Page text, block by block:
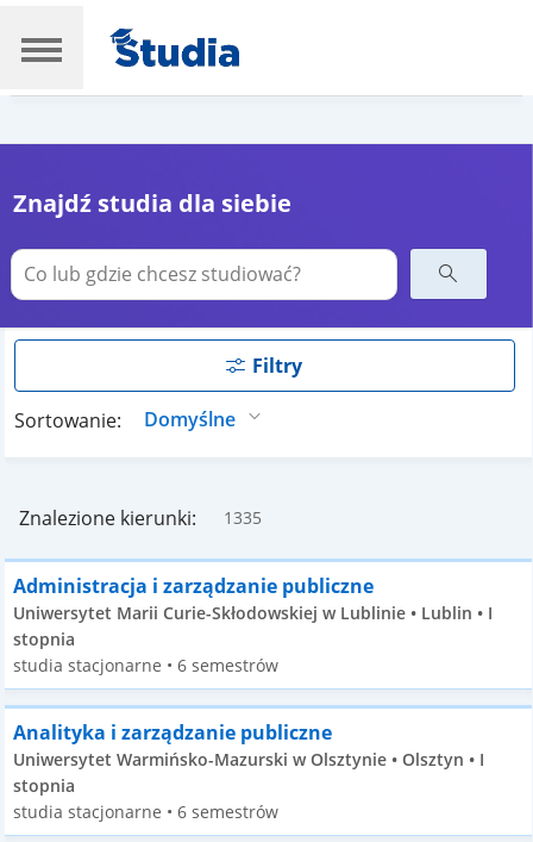
Znajdź studia dla siebie
Filtry
Sortowanie:
Znalezione kierunki: 1335
Administracja i zarządzanie publiczne
Uniwersytet Marii Curie-Skłodowskiej w Lublinie • Lublin • I
stopnia
studia stacjonarne • 6 semestrów
Analityka i zarządzanie publiczne
Uniwersytet Warmińsko-Mazurski w Olsztynie • Olsztyn • I
stopnia
studia stacjonarne • 6 semestrów